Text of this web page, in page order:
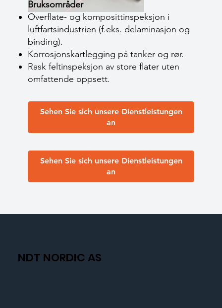
Bruksområder
Overflate- og komposittinspeksjon i
luftfartsindustrien (f.eks. delaminasjon og
binding).
Korrosjonskartlegging på tanker og rør.
Rask feltinspeksjon av store flater uten
omfattende oppsett.
Sehen Sie sich unsere Dienstleistungen
an
Sehen Sie sich unsere Dienstleistungen
an
NDT NORDIC AS